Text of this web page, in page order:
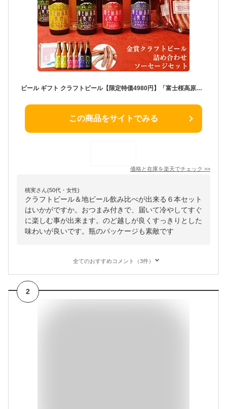
ビール ギフト クラフトビール【限定特価4980円】「富士桜高原麦酒・世界大会金賞 地ビール 6本飲み比べ＆ソーセージ2セット 330ml×6本」ビール ギフト 飲み比べセット 本州送料無料 飲み比べ クラフトビール 詰め合わせ 地ビール 内祝い バレンタイン ビール
この商品をサイトでみる
価格と在庫を楽天でチェック >>
桃実さん(50代・女性)
クラフトビール＆地ビール飲み比べが出来る６本セット
はいかがですか。おつまみ付きで、届いて冷やしてすぐ
に楽しむ事が出来ます。のど越しが良くすっきりとした
味わいが良いです。瓶のパッケージも素敵です
全てのおすすめコメント（3件）
2